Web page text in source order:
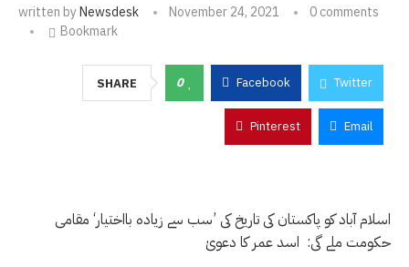
written byNewsdesk November 24, 2021
0 comments
Bookmark
SHARE 0 Facebook Twitter
Pinterest Email
اسلام آباد کو پاکستان کی تاریخ کی ’سب سے زیادہ بااختیار‘ مقامی
حکومت ملے گی: اسد عمر کا دعویٰ